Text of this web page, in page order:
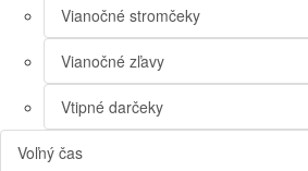
Vianočné stromčeky
Vianočné zľavy
Vtipné darčeky
Voľný čas